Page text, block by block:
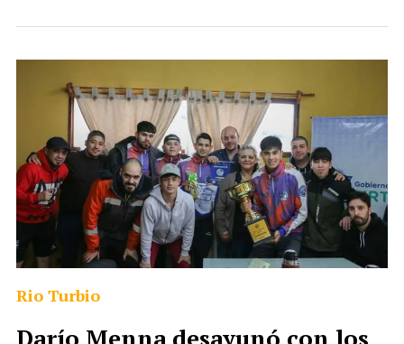
Darío Menna desayunó con los
Rio Turbio